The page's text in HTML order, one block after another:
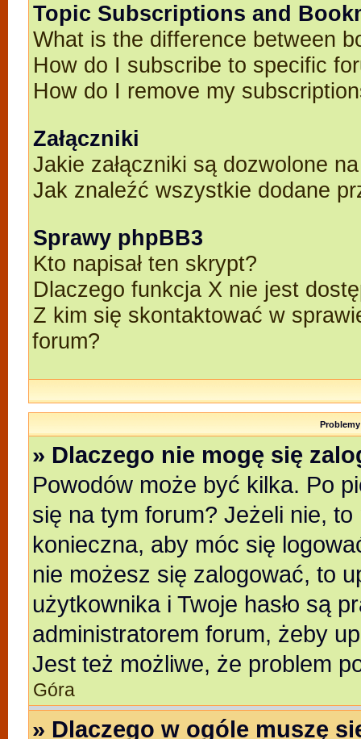
Topic Subscriptions and
What is the difference between
How do I subscribe to specific
How do I remove my
Załączniki
Jakie załączniki są dozwolone
Jak znaleźć wszystkie dodane
Sprawy phpBB3
Kto napisał ten skrypt?
Dlaczego funkcja X nie jest
Z kim się skontaktować w
forum?
» Dlaczego nie mogę się
Powodów może być kilka. Po
się na tym forum? Jeżeli nie,
konieczna, aby móc się
nie możesz się zalogować, to
użytkownika i Twoje hasło są
administratorem forum, żeby
Jest też możliwe, że problem
Góra
» Dlaczego w ogóle muszę